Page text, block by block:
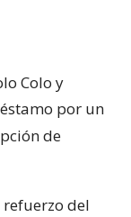
Colo y
por un
de
refuerzo del